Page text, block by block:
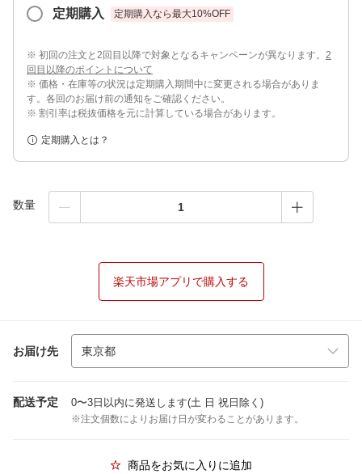
定期購入 定期購入なら最大10%OFF
※ 初回の注文と2回目以降で対象となるキャンペーンが異なります。 2
回目以降のポイントについて
※ 価格・在庫等の状況は定期購入期間中に変更される場合がありま
す。各回のお届け前の通知をご確認ください。
※ 割引率は税抜価格を元に計算している場合があります。
定期購入とは？
数量
楽天市場アプリで購入する
お届け先
配送予定 0〜3日以内に発送します(土 日 祝日除く)
※注文個数によりお届け日が変わることがあります。
商品をお気に入りに追加